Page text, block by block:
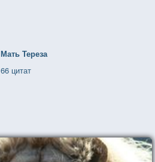
Мать Тереза
66 цитат